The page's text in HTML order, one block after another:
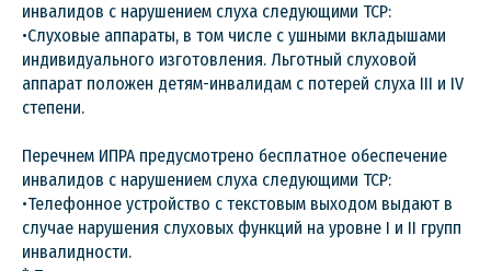
инвалидов с нарушением слуха следующими ТСР:
•Слуховые аппараты, в том числе с ушными вкладышами
индивидуального изготовления. Льготный слуховой
аппарат положен детям-инвалидам с потерей слуха III и IV
степени.
Перечнем ИПРА предусмотрено бесплатное обеспечение
инвалидов с нарушением слуха следующими ТСР:
•Телефонное устройство с текстовым выходом выдают в
случае нарушения слуховых функций на уровне I и II групп
инвалидности.